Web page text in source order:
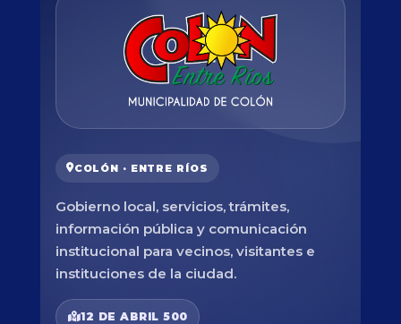
COLÓN · ENTRE RÍOS
Gobierno local, servicios, trámites,
información pública y comunicación
institucional para vecinos, visitantes e
instituciones de la ciudad.
12 DE ABRIL 500